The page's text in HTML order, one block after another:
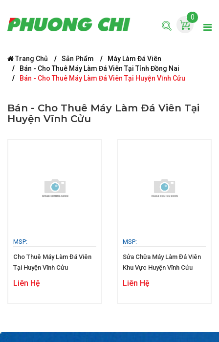
0
Trang Chủ Sản Phẩm
Máy Làm Đá Viên
Bán - Cho Thuê Máy Làm Đá Viên Tại Tỉnh Đồng Nai
Bán - Cho Thuê Máy Làm Đá Viên Tại Huyện Vĩnh Cửu
Bán - Cho Thuê Máy Làm Đá Viên Tại
Huyện Vĩnh Cửu
MSP:
Cho Thuê Máy Làm Đá Viên
Tại Huyện Vĩnh Cửu
Liên Hệ
MSP:
Sửa Chữa Máy Làm Đá Viên
Khu Vực Huyện Vĩnh Cửu
Liên Hệ